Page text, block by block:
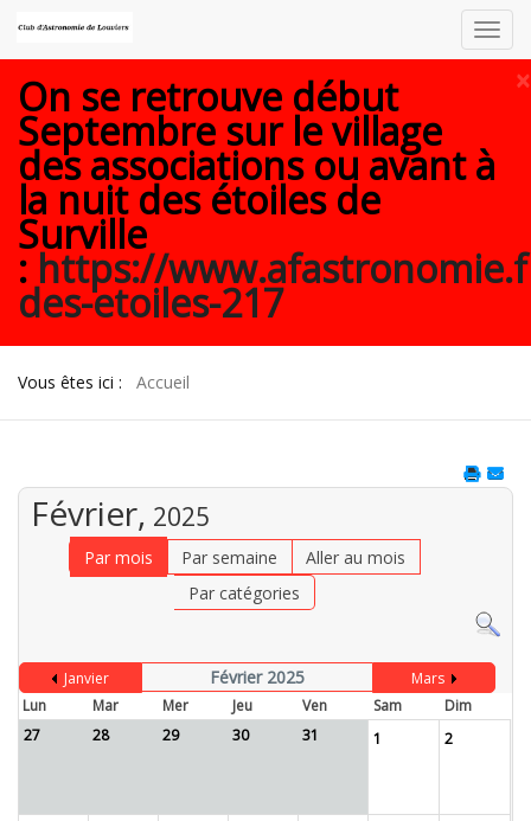
×
On se retrouve début
Septembre sur le village
des associations ou avant à
la nuit des étoiles de
Surville
: https://
des-etoiles-217
Vous êtes ici : Accueil
Février, 2025
Par mois Par semaine
Aller au mois
Par catégories
Janvier Février 2025
Mars
Lun
Mar Mer Jeu Ven Sam
Dim
27
28 29 30 31 1 2